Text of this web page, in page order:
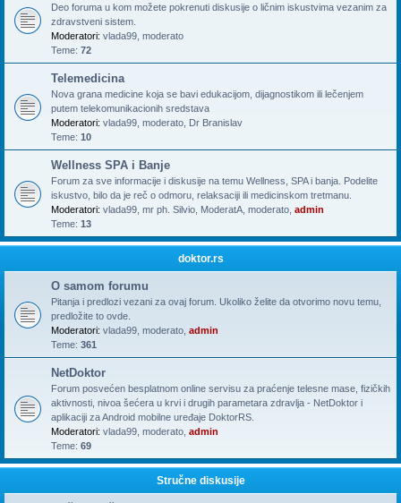
Deo foruma u kom možete pokrenuti diskusije o ličnim iskustvima vezanim za
zdravstveni sistem.
Moderatori: vlada99 moderato
Teme: 72
Telemedicina
Nova grana medicine koja se bavi edukacijom, dijagnostikom ili lečenjem
putem telekomunikacionih sredstava
Moderatori: vlada99 moderato Dr Branislav
Teme: 10
Wellness SPA i Banje
Forum za sve informacije i diskusije na temu Wellness, SPA i banja. Podelite
iskustvo, bilo da je reč o odmoru, relaksaciji ili medicinskom tretmanu.
Moderatori: vlada99 mr ph. Silvio ModeratA moderato admin
Teme: 13
doktor.rs
O samom forumu
Pitanja i predlozi vezani za ovaj forum. Ukoliko želite da otvorimo novu temu,
predložite to ovde.
Moderatori: vlada99 moderato admin
Teme: 361
NetDoktor
Forum posvećen besplatnom online servisu za praćenje telesne mase, fizičkih
aktivnosti, nivoa šećera u krvi i drugih parametara zdravlja - NetDoktor i
aplikaciji za Android mobilne uređaje DoktorRS.
Moderatori: vlada99 moderato admin
Teme: 69
Stručne diskusije